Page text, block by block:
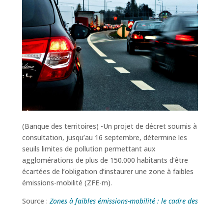
(Banque des territoires) -Un projet de décret soumis à
consultation, jusqu’au 16 septembre, détermine les
seuils limites de pollution permettant aux
agglomérations de plus de 150.000 habitants d’être
écartées de l’obligation d’instaurer une zone à faibles
émissions-mobilité (ZFE-m).
Source :Zones à faibles émissions-mobilité : le cadre des